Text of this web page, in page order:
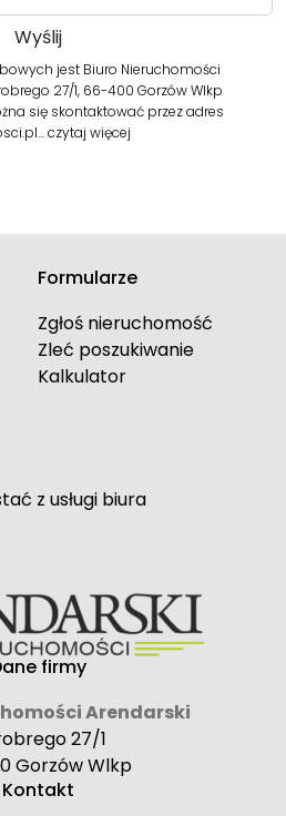
jest Biuro Nieruchomości
27/1, 66-400 Gorzów Wlkp
się skontaktować przez adres
czytaj więcej
Formularze
Zgłoś nieruchomość
Zleć poszukiwanie
Kalkulator
z usługi biura
firmy
Arendarski
27/1
Gorzów Wlkp
Kontakt